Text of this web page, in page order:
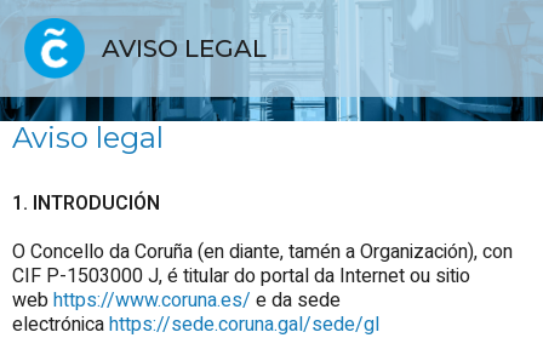
AVISO LEGAL
Aviso legal
1. INTRODUCIÓN
O Concello da Coruña (en diante, tamén a Organización), con
CIF P-1503000 J, é titular do portal da Internet ou sitio
webhttps://www.coruna.es/ e da sede
electrónicahttps://sede.coruna.gal/sede/gl